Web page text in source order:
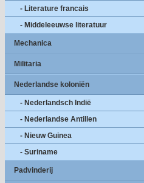
- Literature francais
- Middeleeuwse literatuur
Mechanica
Militaria
Nederlandse koloniën
- Nederlandsch Indië
- Nederlandse Antillen
- Nieuw Guinea
- Suriname
Padvinderij